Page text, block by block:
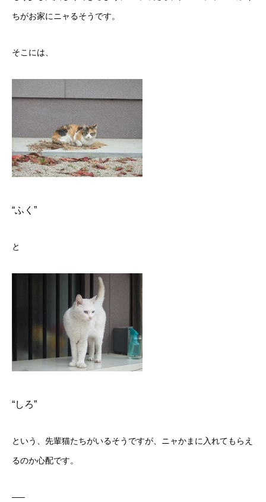
ちがお家にニャるそうです。
そこには、
“ふく”
と
“しろ”
という、先輩猫たちがいるそうですが、ニャかまに入れてもらえ
るのか心配です。
—–